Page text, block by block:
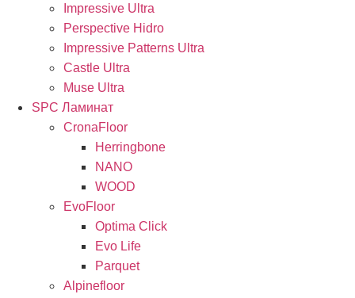
Impressive Ultra
Perspective Hidro
Impressive Patterns Ultra
Castle Ultra
Muse Ultra
SPC Ламинат
CronaFloor
Herringbone
NANO
WOOD
EvoFloor
Optima Click
Evo Life
Parquet
Alpinefloor